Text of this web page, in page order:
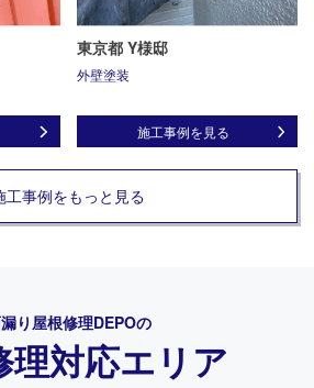
東京都 Y様邸
外壁塗装
施工事例を見る
工事例をもっと見る
り屋根修理DEPOの
理対応エリア